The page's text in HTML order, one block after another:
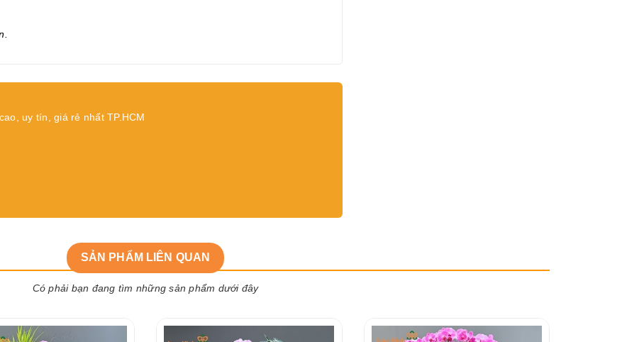
uy tín, giá rẻ nhất TP.HCM
SẢN PHẨM LIÊN QUAN
Có phải bạn đang tìm những sản phẩm dưới đây